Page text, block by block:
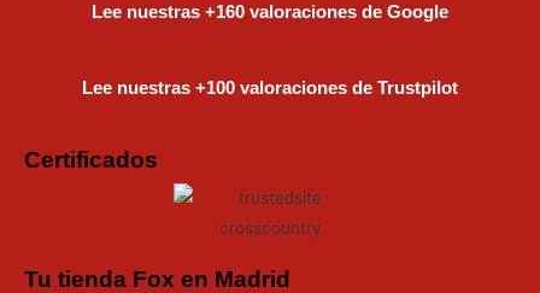
Lee nuestras +160 valoraciones de Google
Lee nuestras +100 valoraciones de Trustpilot
Certificados
Tu tienda Fox en Madrid